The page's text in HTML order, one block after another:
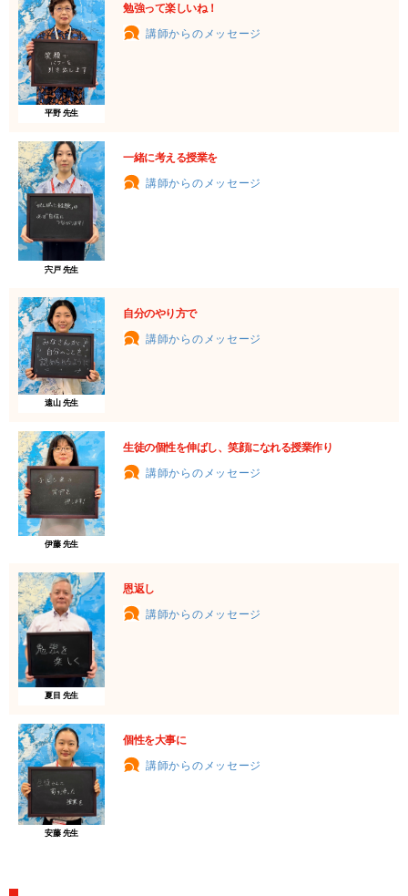
平野 先生
勉強って楽しいね！
講師からのメッセージ
宍戸 先生
一緒に考える授業を
講師からのメッセージ
遠山 先生
自分のやり方で
講師からのメッセージ
伊藤 先生
生徒の個性を伸ばし、笑顔になれる授業作り
講師からのメッセージ
夏目 先生
恩返し
講師からのメッセージ
安藤 先生
個性を大事に
講師からのメッセージ